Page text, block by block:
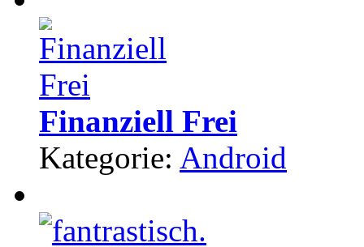
Finanziell Frei
Kategorie: Android